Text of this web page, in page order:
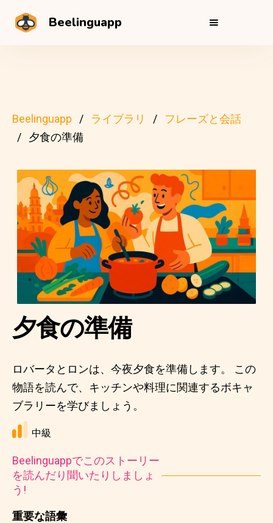
Beelinguapp
Beelinguapp ライブラリ
フレーズと会話
夕食の準備
重要な語彙
夕食の準備
ロバータとロンは、今夜夕食を準備します。 この
物語を読んで、キッチンや料理に関連するボキャ
ブラリーを学びましょう。
中級
Beelinguappでこのストーリー
を読んだり聞いたりしましょ
う!